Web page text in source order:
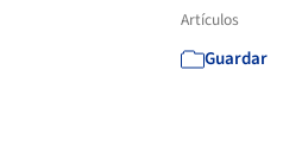
Artículos
Guardar